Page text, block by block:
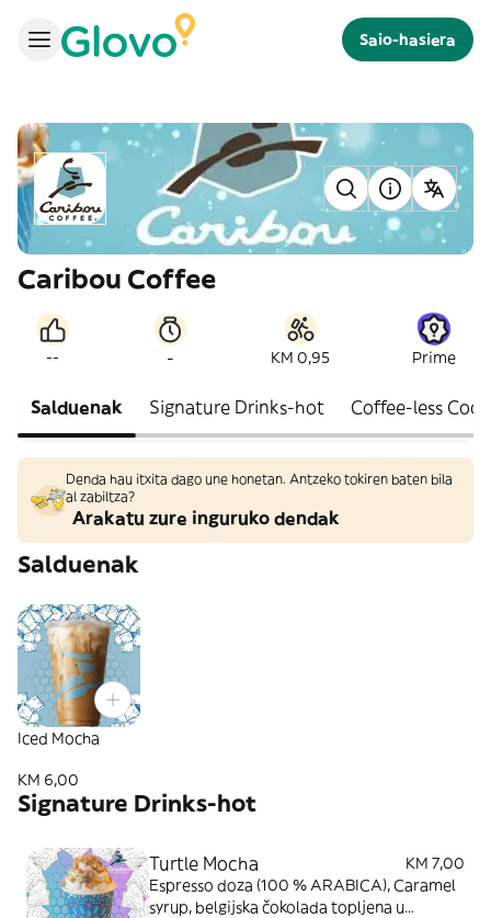
Saio-hasiera
Caribou Coffee
-- - KM 0,95 Prime
Salduenak Signature Drinks-hot Coffee-less
Denda hau itxita dago une honetan. Antzeko tokiren baten bila
al zabiltza?
Arakatu zure inguruko dendak
Salduenak
Iced Mocha
KM 6,00
Signature Drinks-hot
Turtle Mocha
KM 7,00
Espresso doza (100 % ARABICA), Caramel
syrup, belgijska čokolada topljena u